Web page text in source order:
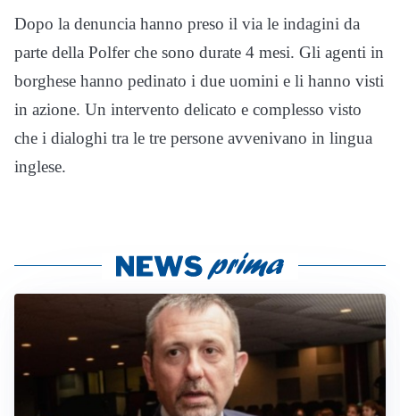
Dopo la denuncia hanno preso il via le indagini da
parte della Polfer che sono durate 4 mesi. Gli agenti in
borghese hanno pedinato i due uomini e li hanno visti
in azione. Un intervento delicato e complesso visto
che i dialoghi tra le tre persone avvenivano in lingua
inglese.